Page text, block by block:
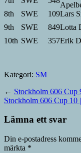
8th
SWE 109Lars
9th
SWE 849Lotta
10th SWE 357Erik
Kategori: SM
← Stockholm 606 Cup
Stockholm 606 Cup 10
Lämna ett svar
Din e-postadress
märkta *